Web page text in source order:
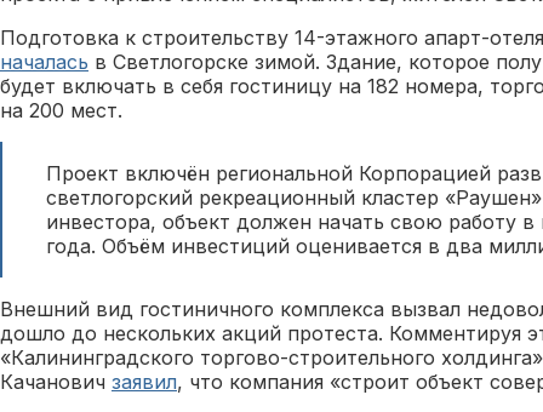
Подготовка к строительству 14-этажного апарт-
началась в Светлогорске зимой. Здание, которое
будет включать в себя гостиницу на 182 номера,
на 200 мест.
Проект включён региональной Корпорацией
светлогорский рекреационный кластер
инвестора, объект должен начать свою работу в
года. Объём инвестиций оценивается в два
Внешний вид гостиничного комплекса вызвал
дошло до нескольких акций протеста. Комментируя
«Калининградского торгово-строительного
Качанович заявил, что компания «строит объект